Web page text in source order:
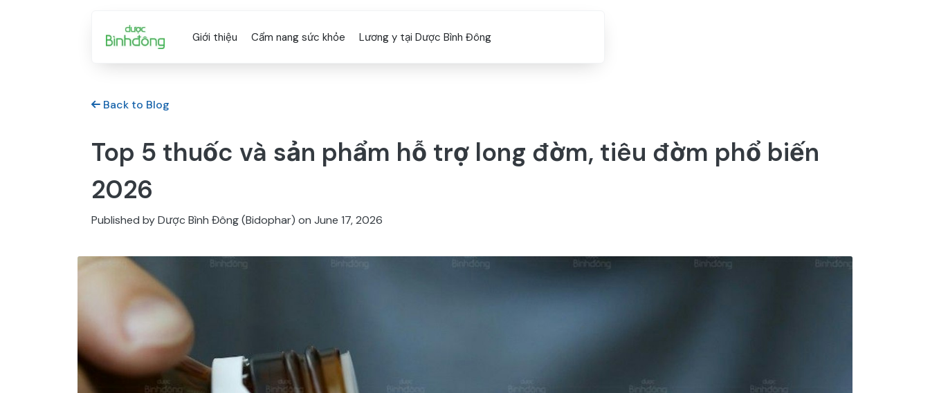
Giới thiệu Cẩm nang sức khỏe Lương y tại Dược Bình Đông
Back to Blog
Top 5 thuốc và sản phẩm hỗ trợ long đờm, tiêu đờm phổ biến
2026
Published by Dược Bình Đông (Bidophar) on June 17, 2026